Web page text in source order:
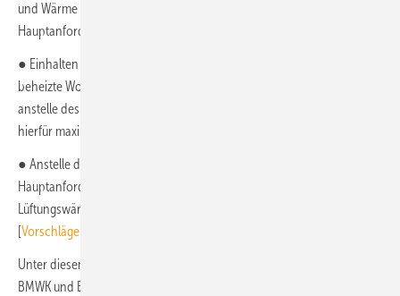
und Wärme von Gebäuden müssten nur noch zwei
Hauptanforderungen gestellt werden:
● Einhalten eines CO
beheizte Wohnfläche A
anstelle des Flächenbezugs ein Personenbezug hergestellt wird, und
hierfür maximal 20 – 45 m
● Anstelle der heutigen Nebenanforderung für H
Hauptanforderung an die spezifischen Transmissions- und
Lüftungswärmeverluste H
[Vorschläge für ein GEG 2025
Unter diesen Voraussetzungen kann an einer 65-%-Regelung, wie von
BMWK und BMWSB vorgeschlagen, festgehalten werden. Dies müsste